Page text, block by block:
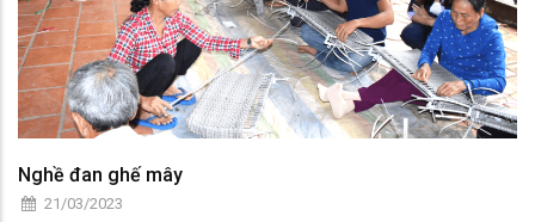
Nghề đan ghế mây
21/03/2023